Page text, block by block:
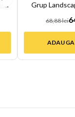
Grup
68,88 lei